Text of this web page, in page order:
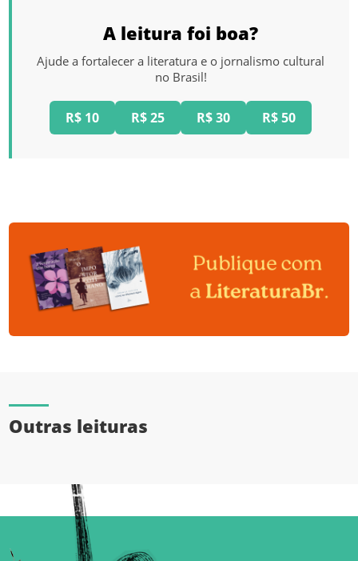
A leitura foi boa?
Ajude a fortalecer a literatura e o jornalismo cultural
no Brasil!
R$ 10 R$ 25 R$ 30 R$ 50
Outras leituras